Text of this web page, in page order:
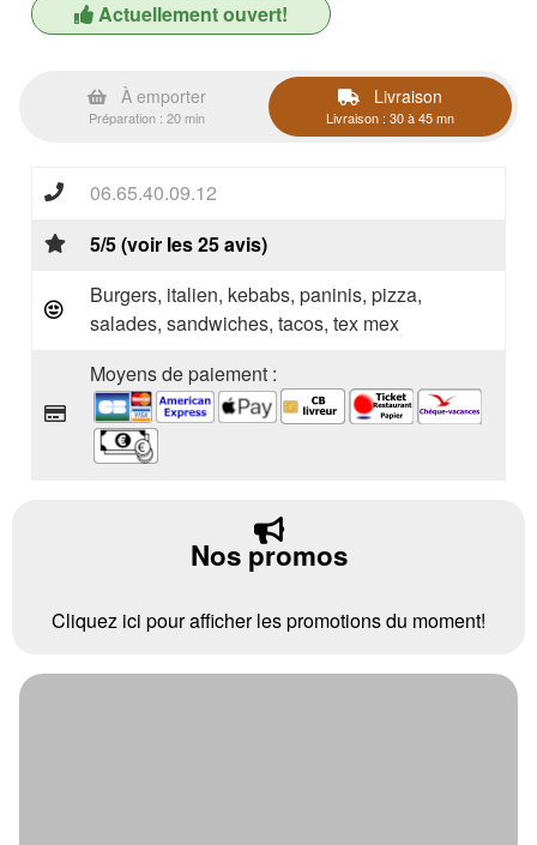
Actuellement ouvert!
À emporter
Préparation : 20 min
Livraison
Livraison : 30 à 45 mn
06.65.40.09.12
5/5 (voir les 25 avis)
Burgers, italien, kebabs, paninis, pizza,
salades, sandwiches, tacos, tex mex
Moyens de paiement :
Nos promos
Cliquez ici pour afficher les promotions du moment!